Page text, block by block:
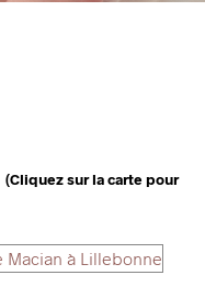
(Cliquez sur la carte pour